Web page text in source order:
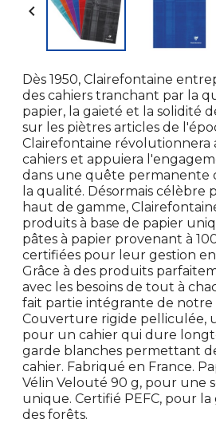

Dès 1950, Clairefontaine
des cahiers tranchant par la
papier, la gaieté et la solidité
sur les piètres articles de
Clairefontaine révolutionnera
cahiers et appuiera
dans une quête permanente
la qualité. Désormais célèbre
haut de gamme,
produits à base de papier
pâtes à papier provenant à
certifiées pour leur gestion
Grâce à des produits
avec les besoins de tout à
fait partie intégrante de notre
Couverture rigide pelliculée,
pour un cahier qui dure
garde blanches permettant
cahier. Fabriqué en France.
Vélin Velouté 90 g, pour une
unique. Certifié PEFC, pour
des forêts.